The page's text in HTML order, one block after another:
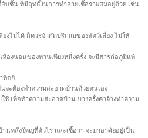
บชื้น ที่มีฤทธิ์ในการทำลายเชื้อราผสมอยู่ด้วย เช่น
ยงไม่ได้ ก็ควรจำกัดบริเวณของสัตว์เลี้ยง ไม่ให้
องนอนของท่านเพียงหนึ่งครั้ง จะมีสารก่อภูมิแพ้
ทิตย์
จะต้องทำความสะอาดบ้านด้วยตนเอง
เพื่อทำความสะอาดบ้าน บางครั้งค่าจ้างทำความ
นหลังใหญ่ที่ตัวไร และเชื้อรา จะมาอาศัยอยู่เป็น